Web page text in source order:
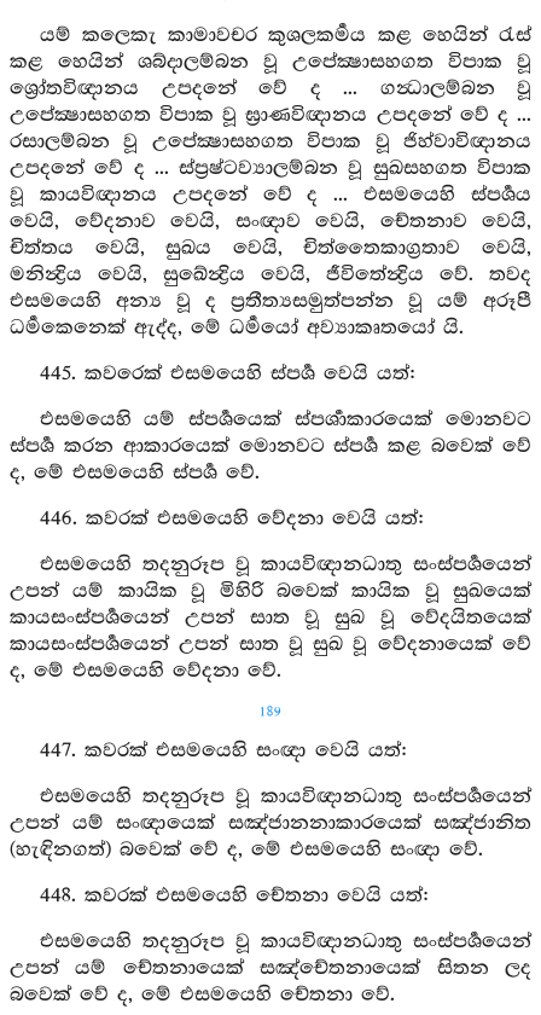
යම් කලෙකැ කාමාවචර කුශලකර්‍මය කළ හෙයින් රැස්
කළ හෙයින් ශබ්දාලම්බන වූ උපේක්‍ෂාසහගත විපාක වූ
ශ්‍රෝතවිඥානය උපදනේ වේ ද ... ගන්‍ධාලම්බන වූ
උපේක්‍ෂාසහගත විපාක වූ ඝ්‍රාණවිඥානය උපදනේ වේ ද ...
රසාලම්බන වූ උපේක්‍ෂාසහගත විපාක වූ ජිහ්වාවිඥානය
උපදනේ වේ ද ... ස්ප්‍රෂ්ටව්‍යාලම්බන වූ සුඛසහගත විපාක
වූ කායවිඥානය උපදනේ වේ ද ... එසමයෙහි ස්පර්‍ශය
වෙයි, වේදනාව වෙයි, සංඥාව වෙයි, චේතනාව වෙයි,
චිත්තය වෙයි, සුඛය වෙයි, චිත්තෛකාග්‍රතාව වෙයි,
මනින්‍ද්‍රිය වෙයි, සුඛේන්‍ද්‍රිය වෙයි, ජීවිතේන්‍ද්‍රිය වේ. තවද
එසමයෙහි අන්‍ය වූ ද ප්‍රතීත්‍යසමුත්පන්න වූ යම් අරූපී
ධර්‍මකෙනෙක් ඇද්ද, මේ ධර්‍මයෝ අව්‍යාකෘතයෝ යි.
445. කවරෙක් එසමයෙහි ස්පර්‍ශ වෙයි යත්:
එසමයෙහි යම් ස්පර්‍ශයෙක් ස්පර්‍ශාකාරයෙක් මොනවට
ස්පර්‍ශ කරන ආකාරයෙක් මොනවට ස්පර්‍ශ කළ බවෙක් වේ
ද, මේ එසමයෙහි ස්පර්‍ශ වේ.
446. කවරක් එසමයෙහි වේදනා වෙයි යත්:
එසමයෙහි තදනුරූප වූ කායවිඥානධාතු සංස්පර්‍ශයෙන්
උපන් යම් කායික වූ මිහිරි බවෙක් කායික වූ සුඛයෙක්
කායසංස්පර්‍ශයෙන් උපන් සාත වූ සුඛ වූ වේදයිතයෙක්
කායසංස්පර්‍ශයෙන් උපන් සාත වූ සුඛ වූ වේදනායෙක් වේ
ද, මේ එසමයෙහි වේදනා වේ.
189
447. කවරක් එසමයෙහි සංඥා වෙයි යත්:
එසමයෙහි තදනුරූප වූ කායවිඥානධාතු සංස්පර්‍ශයෙන්
උපන් යම් සංඥායෙක් සඤ්ජානනාකාරයෙක් සඤ්ජානිත
(හැඳිනගත්) බවෙක් වේ ද, මේ එසමයෙහි සංඥා වේ.
448. කවරක් එසමයෙහි චේතනා වෙයි යත්:
එසමයෙහි තදනුරූප වූ කායවිඥානධාතු සංස්පර්‍ශයෙන්
උපන් යම් චේතනායෙක් සඤ්චේතනායෙක් සිතන ලද
බවෙක් වේ ද, මේ එසමයෙහි චේතනා වේ.